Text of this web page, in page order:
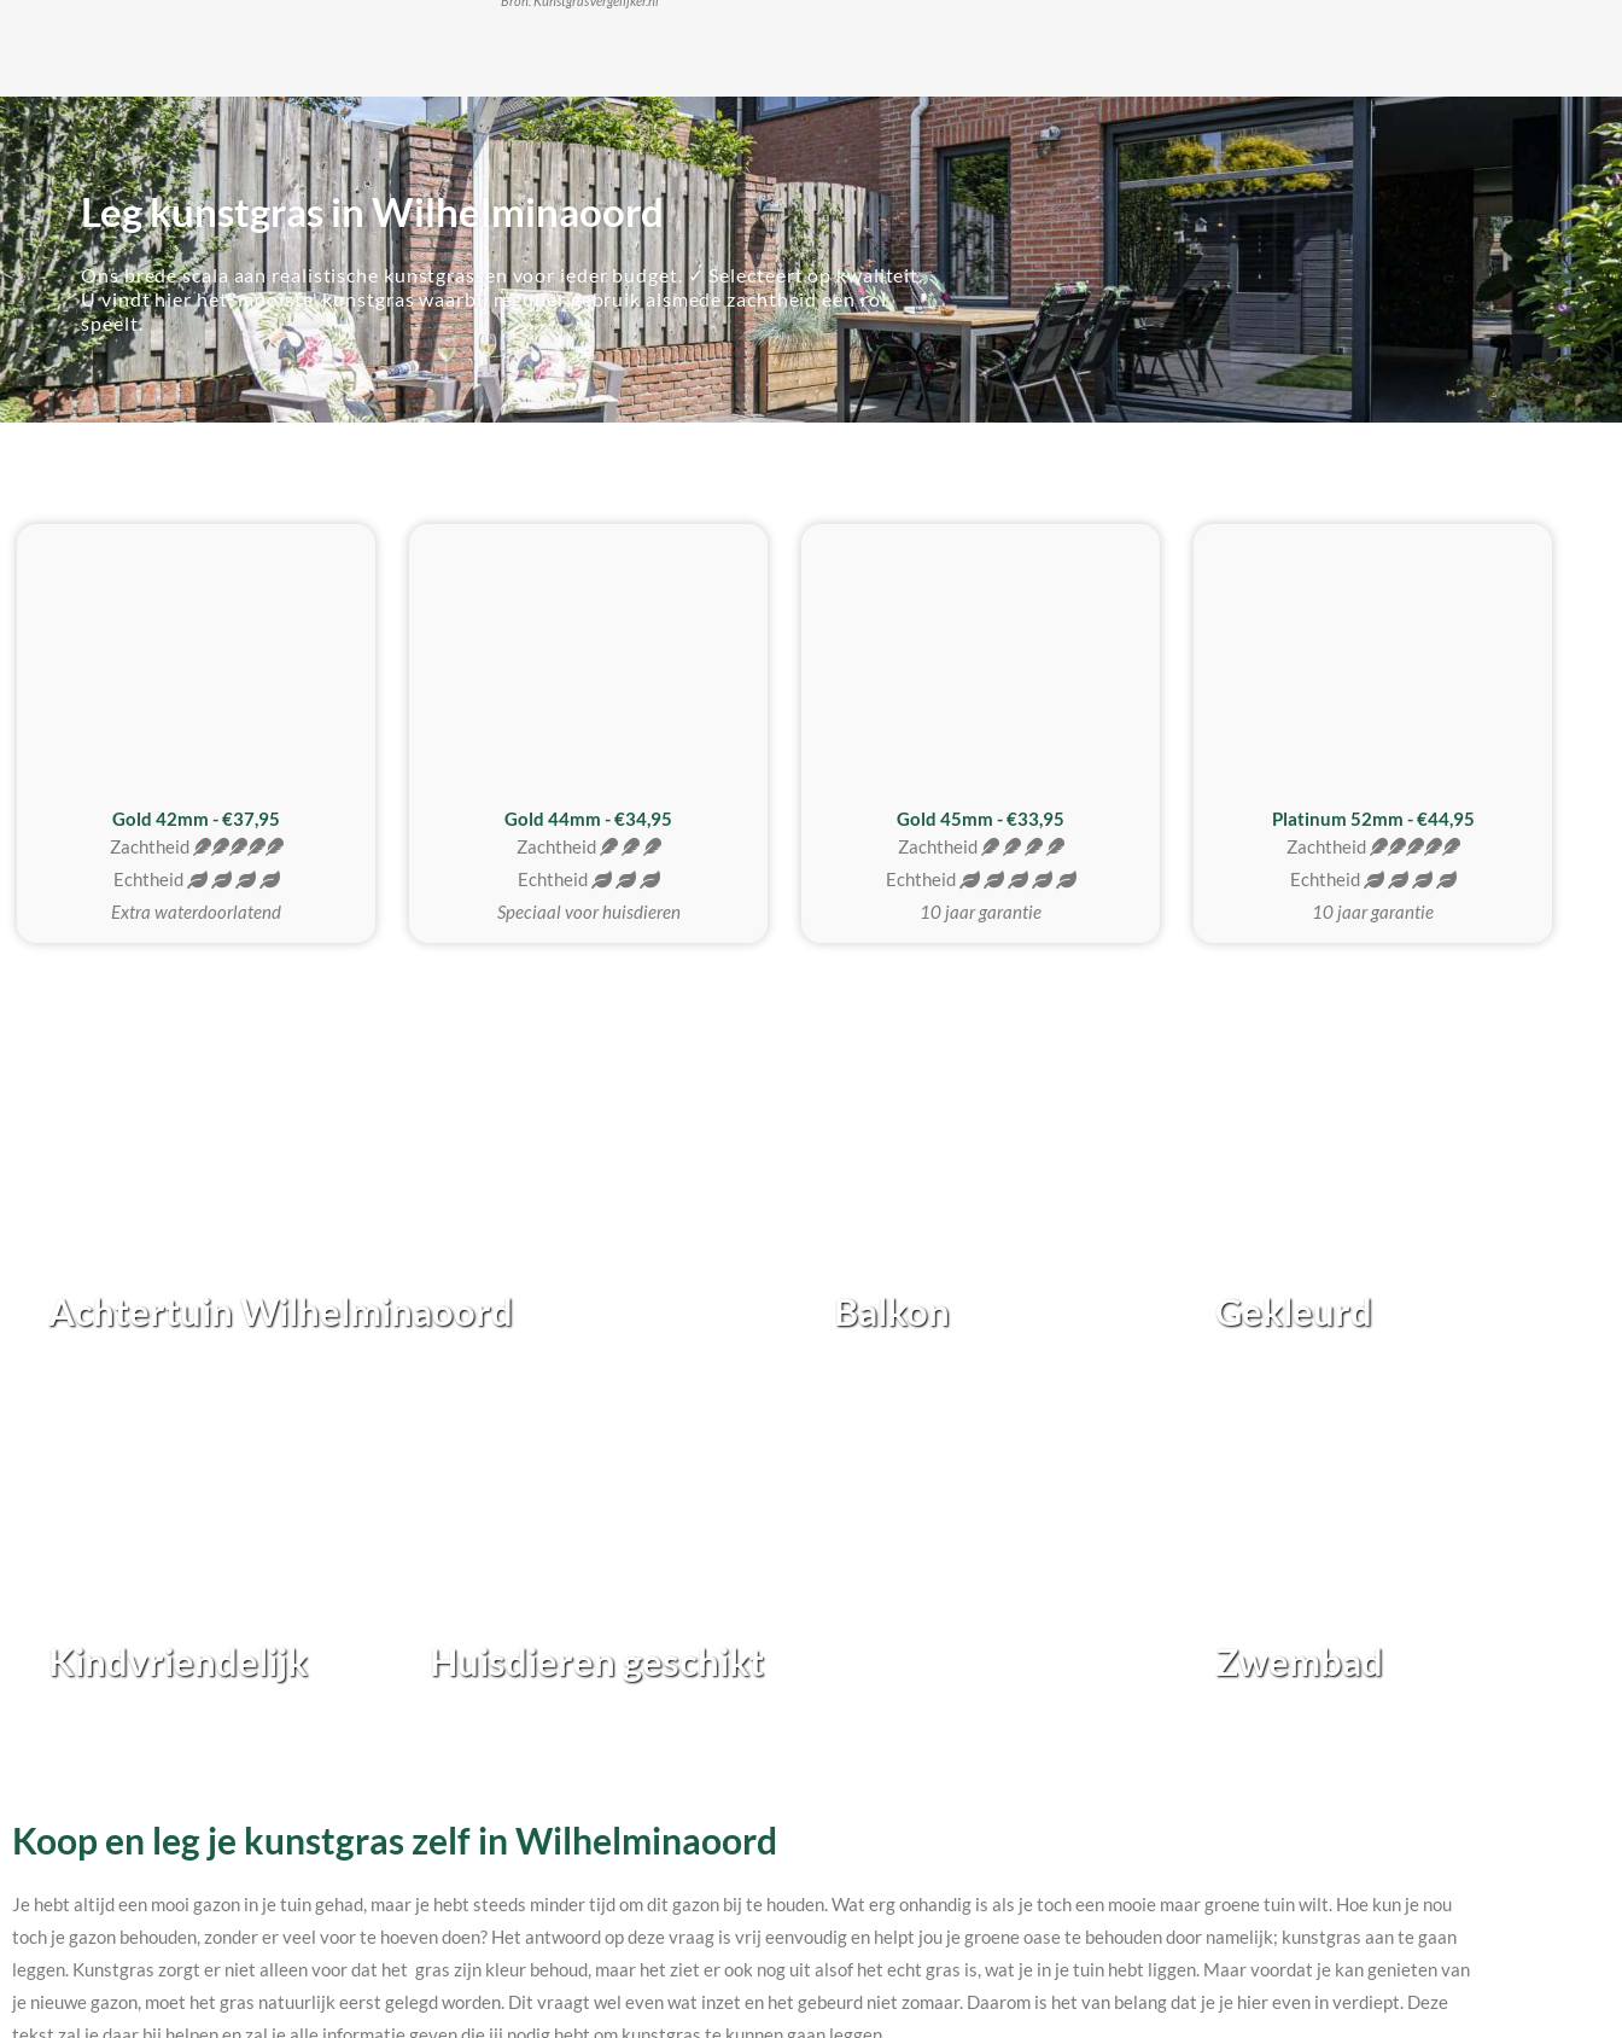
Leg kunstgras in Wilhelminaoord
Ons brede scala aan realistische kunstgrassen voor ieder budget. ✓ Selecteert op kwaliteit.
U vindt hier het 'mooiste' kunstgras waarbij regulier gebruik alsmede zachtheid een rol
speelt.
Gold 42mm - €37,95
Zachtheid
Echtheid
Extra waterdoorlatend
Gold 44mm - €34,95
Zachtheid
Echtheid
Speciaal voor huisdieren
Gold 45mm - €33,95
Zachtheid
Echtheid
10 jaar garantie
Platinum 52mm - €44,95
Zachtheid
Echtheid
10 jaar garantie
Achtertuin Wilhelminaoord Balkon Gekleurd
Kindvriendelijk Huisdieren geschikt Zwembad
Koop en leg je kunstgras zelf in Wilhelminaoord
Je hebt altijd een mooi gazon in je tuin gehad, maar je hebt steeds minder tijd om dit gazon bij te houden. Wat erg onhandig is als je toch een mooie maar groene tuin wilt. Hoe kun je nou
toch je gazon behouden, zonder er veel voor te hoeven doen? Het antwoord op deze vraag is vrij eenvoudig en helpt jou je groene oase te behouden door namelijk; kunstgras aan te gaan
leggen. Kunstgras zorgt er niet alleen voor dat het gras zijn kleur behoud, maar het ziet er ook nog uit alsof het echt gras is, wat je in je tuin hebt liggen. Maar voordat je kan genieten van
je nieuwe gazon, moet het gras natuurlijk eerst gelegd worden. Dit vraagt wel even wat inzet en het gebeurd niet zomaar. Daarom is het van belang dat je je hier even in verdiept. Deze